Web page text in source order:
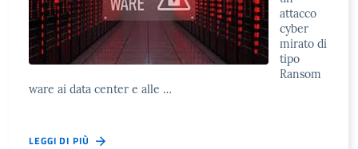
attacco
cyber
mirato di
tipo
Ransom
ware ai data center e alle …
LEGGI DI PIÙ